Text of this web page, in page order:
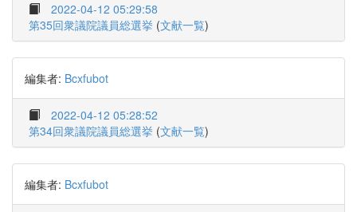
2022-04-12 05:29:58
第35回衆議院議員総選挙 (文献一覧)
編集者: Bcxfubot
2022-04-12 05:28:52
第34回衆議院議員総選挙 (文献一覧)
編集者: Bcxfubot